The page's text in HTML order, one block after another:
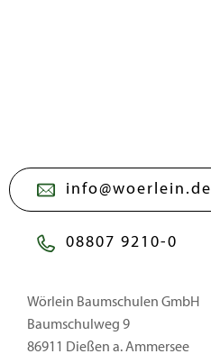
info@woerlein.de
08807 9210-0
Wörlein Baumschulen GmbH
Baumschulweg 9
86911 Dießen a. Ammersee